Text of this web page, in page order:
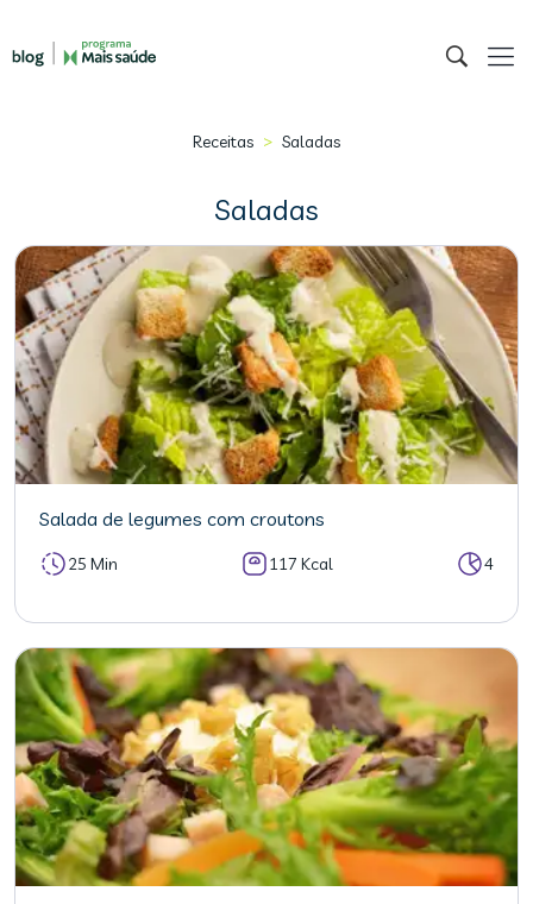
Receitas > Saladas
Saladas
Salada de legumes com croutons
25 Min 117 Kcal 4